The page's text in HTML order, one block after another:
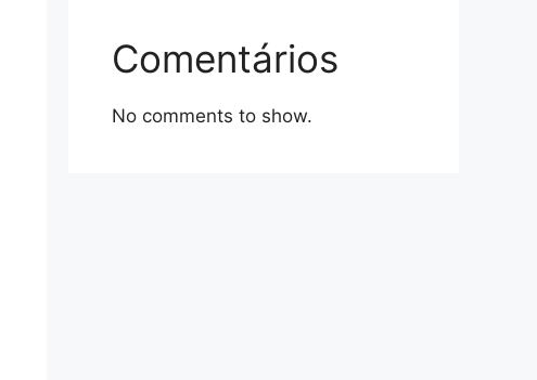
Comentários
No comments to show.